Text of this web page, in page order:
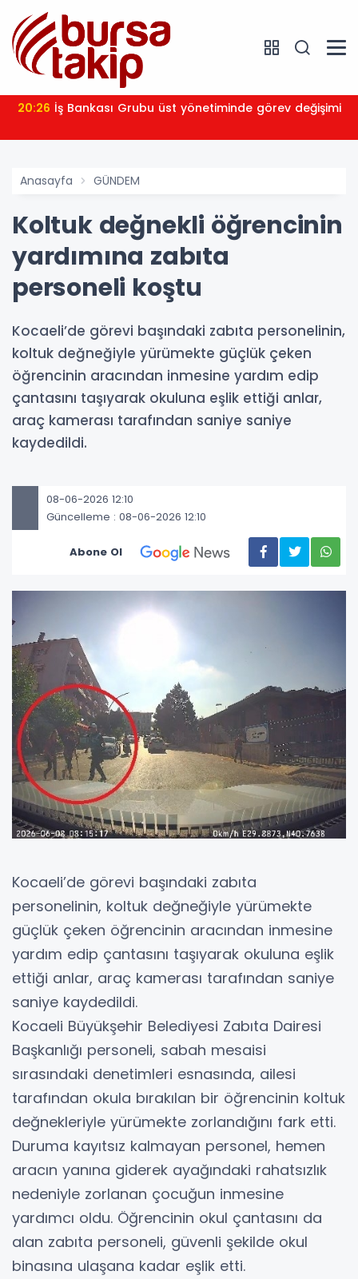
20:26 İş Bankası Grubu üst yönetiminde görev değişimi
Anasayfa GÜNDEM
Koltuk değnekli öğrencinin
yardımına zabıta
personeli koştu
Kocaeli’de görevi başındaki zabıta personelinin,
koltuk değneğiyle yürümekte güçlük çeken
öğrencinin aracından inmesine yardım edip
çantasını taşıyarak okuluna eşlik ettiği anlar,
araç kamerası tarafından saniye saniye
kaydedildi.
08-06-2026 12:10
Güncelleme : 08-06-2026 12:10
Abone Ol
Kocaeli’de görevi başındaki zabıta
personelinin, koltuk değneğiyle yürümekte
güçlük çeken öğrencinin aracından inmesine
yardım edip çantasını taşıyarak okuluna eşlik
ettiği anlar, araç kamerası tarafından saniye
saniye kaydedildi.
Kocaeli Büyükşehir Belediyesi Zabıta Dairesi
Başkanlığı personeli, sabah mesaisi
sırasındaki denetimleri esnasında, ailesi
tarafından okula bırakılan bir öğrencinin koltuk
değnekleriyle yürümekte zorlandığını fark etti.
Duruma kayıtsız kalmayan personel, hemen
aracın yanına giderek ayağındaki rahatsızlık
nedeniyle zorlanan çocuğun inmesine
yardımcı oldu. Öğrencinin okul çantasını da
alan zabıta personeli, güvenli şekilde okul
binasına ulaşana kadar eşlik etti.